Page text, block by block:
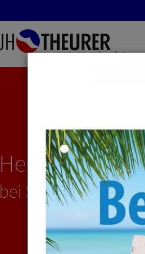
Herzlich
bei Schuh-Theurer